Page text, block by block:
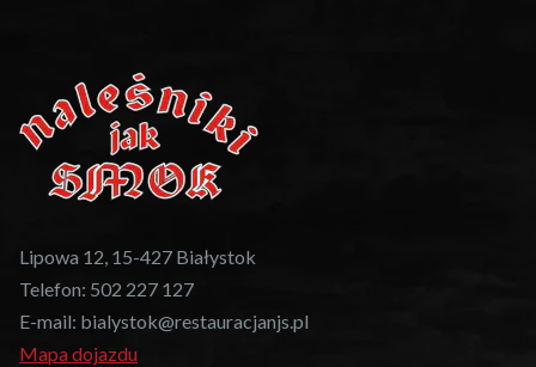
Lipowa 12, 15-427 Białystok
Telefon: 502 227 127
E-mail: bialystok@restauracjanjs.pl
Mapa dojazdu